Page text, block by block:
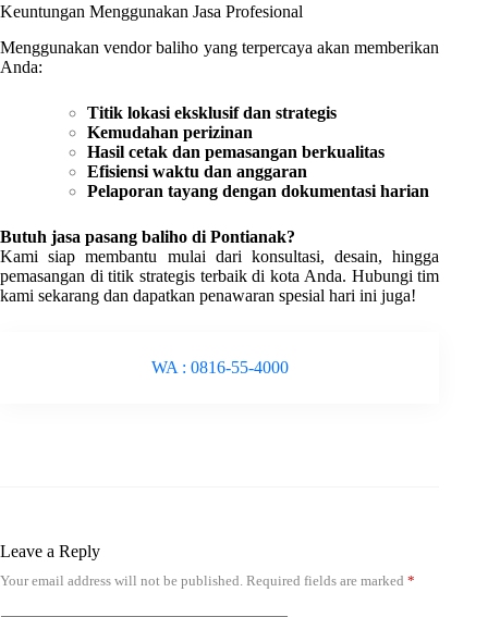
Keuntungan Menggunakan Jasa Profesional
Menggunakan vendor baliho yang terpercaya akan memberikan
Anda:
Titik lokasi eksklusif dan strategis
Kemudahan perizinan
Hasil cetak dan pemasangan berkualitas
Efisiensi waktu dan anggaran
Pelaporan tayang dengan dokumentasi harian
Butuh jasa pasang baliho di Pontianak?
Kami siap membantu mulai dari konsultasi, desain, hingga
pemasangan di titik strategis terbaik di kota Anda. Hubungi tim
kami sekarang dan dapatkan penawaran spesial hari ini juga!
WA : 0816-55-4000
Leave a Reply
Your email address will not be published. Required fields are marked *